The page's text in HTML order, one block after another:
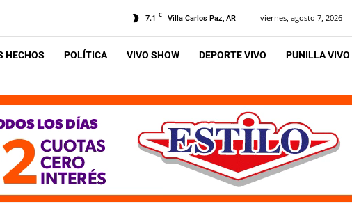
7.1 C Villa Carlos Paz, AR viernes, agosto 7, 2026
HECHOS POLÍTICA VIVO SHOW DEPORTE VIVO PUNILLA VIVO